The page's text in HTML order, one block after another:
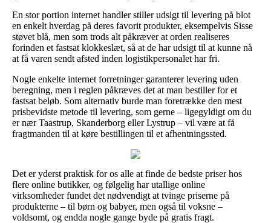
En stor portion internet handler stiller udsigt til levering på blot
en enkelt hverdag på deres favorit produkter, eksempelvis Sisse
støvet blå, men som trods alt påkræver at orden realiseres
forinden et fastsat klokkeslæt, så at de har udsigt til at kunne nå
at få varen sendt afsted inden logistikpersonalet har fri.
Nogle enkelte internet forretninger garanterer levering uden
beregning, men i reglen påkræves det at man bestiller for et
fastsat beløb. Som alternativ burde man foretrække den mest
prisbevidste metode til levering, som gerne – ligegyldigt om du
er nær Taastrup, Skanderborg eller Lystrup – vil være at få
fragtmanden til at køre bestillingen til et afhentningssted.
Det er yderst praktisk for os alle at finde de bedste priser hos
flere online butikker, og følgelig har utallige online
virksomheder fundet det nødvendigt at tvinge priserne på
produkterne – til børn og babyer, men også til voksne –
voldsomt, og endda nogle gange byde på gratis fragt.